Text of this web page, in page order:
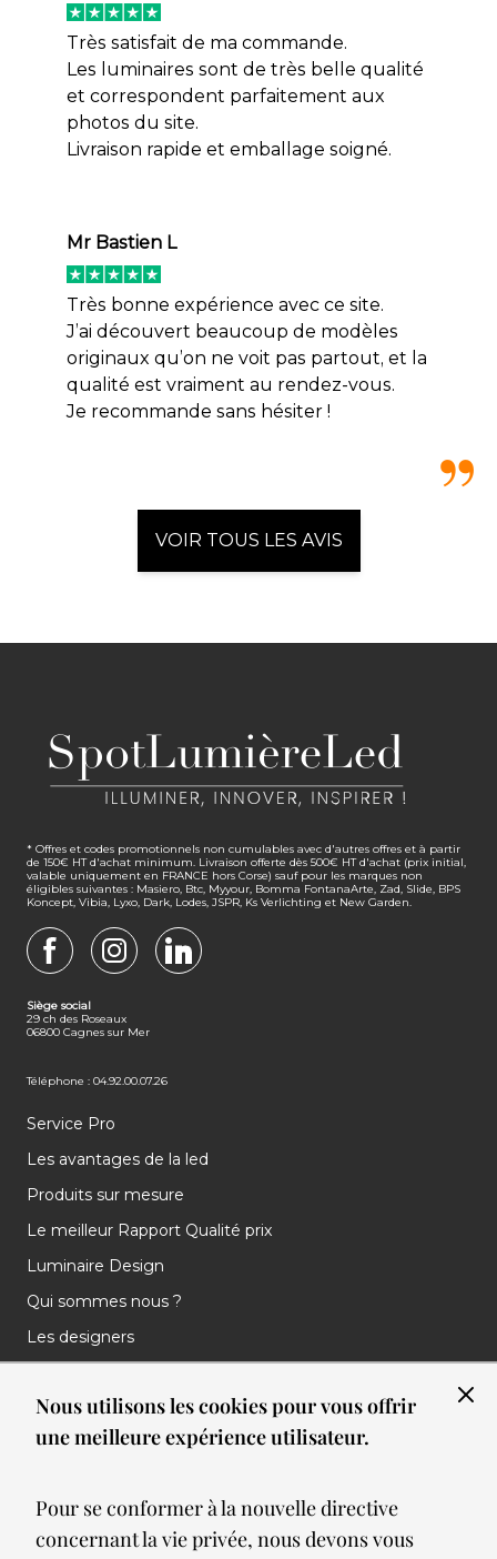
Nous utilisons les cookies pour vous offrir
une meilleure expérience utilisateur.
Pour se conformer à la nouvelle directive
concernant la vie privée, nous devons vous
Très satisfait de ma commande.
Les luminaires sont de très belle qualité
et correspondent parfaitement aux
photos du site.
Livraison rapide et emballage soigné.
Mr Bastien L
Très bonne expérience avec ce site.
J’ai découvert beaucoup de modèles
originaux qu’on ne voit pas partout, et la
qualité est vraiment au rendez-vous.
Je recommande sans hésiter !
VOIR TOUS LES AVIS
* Offres et codes promotionnels non cumulables avec d'autres offres et à partir
de 150€ HT d'achat minimum. Livraison offerte dès 500€ HT d'achat (prix initial,
valable uniquement en FRANCE hors Corse) sauf pour les marques non
éligibles suivantes : Masiero, Btc, Myyour, Bomma FontanaArte, Zad, Slide, BPS
Koncept, Vibia, Lyxo, Dark, Lodes, JSPR, Ks Verlichting et New Garden.
Siège social
29 ch des Roseaux
06800 Cagnes sur Mer
Téléphone : 04.92.00.07.26
Service Pro
Les avantages de la led
Produits sur mesure
Le meilleur Rapport Qualité prix
Luminaire Design
Qui sommes nous ?
Les designers
Nos réalisations
Nos Clients
Meilleures ventes
Blog